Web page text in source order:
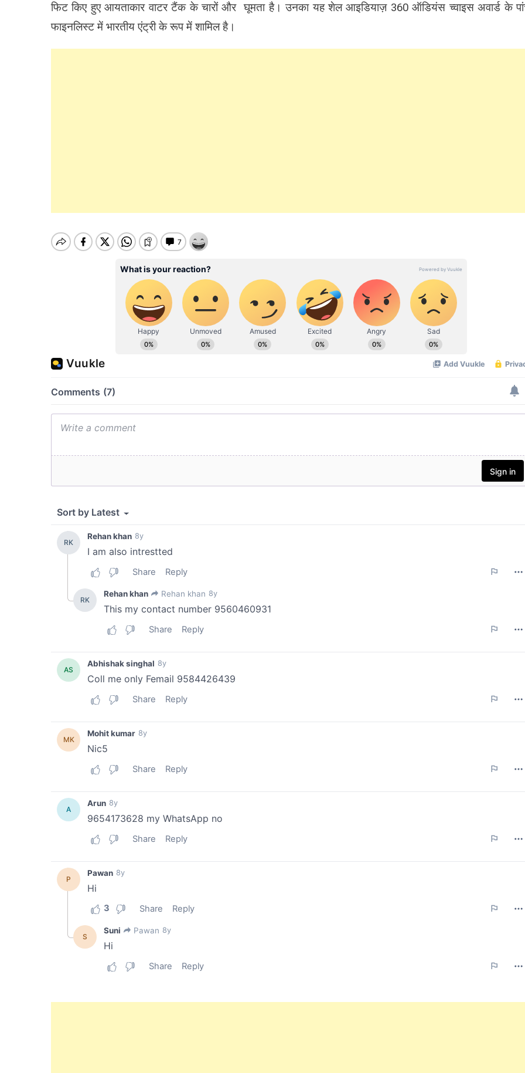
फि‍ट कि‍ए हुए आयताकार वाटर टैंक के चारों और घूमता है। उनका यह शेल आइडि‍याज़ 360 ऑडि‍यंस च्‍वाइस अवार्ड के
फाइनलि‍स्‍ट में भारतीय एंट्री के रूप में शामि‍ल है।